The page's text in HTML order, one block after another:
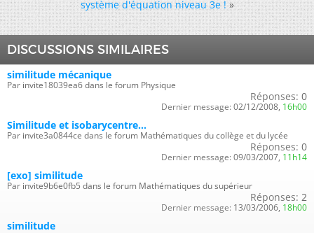
système d'équation niveau 3e ! »
DISCUSSIONS SIMILAIRES
similitude mécanique
Par invite18039ea6 dans le forum Physique
Réponses: 0
Dernier message: 02/12/2008, 16h00
Similitude et isobarycentre...
Par invite3a0844ce dans le forum Mathématiques du collège et du lycée
Réponses: 0
Dernier message: 09/03/2007, 11h14
[exo] similitude
Par invite9b6e0fb5 dans le forum Mathématiques du supérieur
Réponses: 2
Dernier message: 13/03/2006, 18h00
similitude